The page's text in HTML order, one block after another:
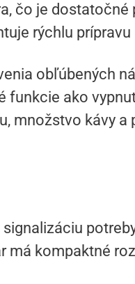
čo je
rýchlu prípravu
obľúbených
funkcie ako
množstvo kávy a
kompaktné